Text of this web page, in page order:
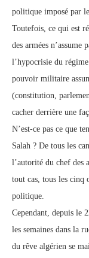
politique imposé par
Toutefois, ce qui est
des armées n’assume
l’hypocrisie du
pouvoir militaire
(constitution,
cacher derrière une
N’est-ce pas ce que
Salah ? De tous les
l’autorité du chef des
tout cas, tous les cinq
politique.
Cependant, depuis le
les semaines dans la
du rêve algérien se